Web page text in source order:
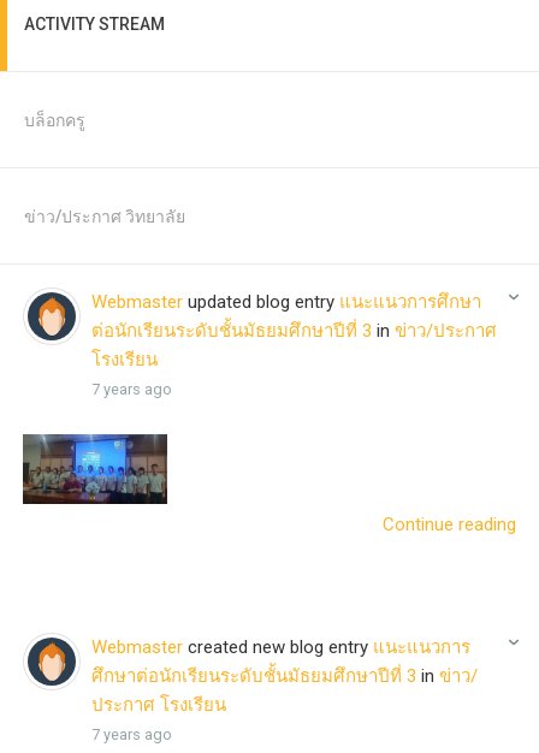
ACTIVITY STREAM
บล็อกครู
ข่าว/ประกาศ วิทยาลัย
Webmasterupdated blog entry แนะแนวการศึกษา
ต่อนักเรียนระดับชั้นมัธยมศึกษาปีที่ 3 in ข่าว/ประกาศ
โรงเรียน
7 years ago
Continue reading
Webmastercreated new blog entry แนะแนวการ
ศึกษาต่อนักเรียนระดับชั้นมัธยมศึกษาปีที่ 3 in ข่าว/
ประกาศ โรงเรียน
7 years ago